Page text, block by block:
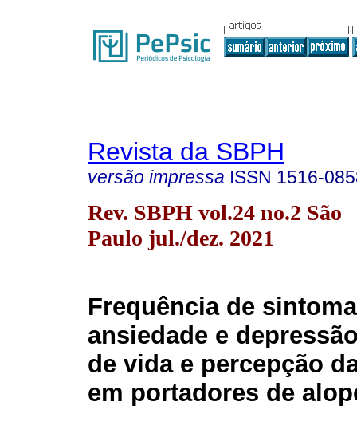
Revista da SBPH
versão impressa ISSN 1516-
Rev. SBPH vol.24 no.2 São
Paulo jul./dez. 2021
Frequência de
ansiedade e
de vida e percepção
em portadores de